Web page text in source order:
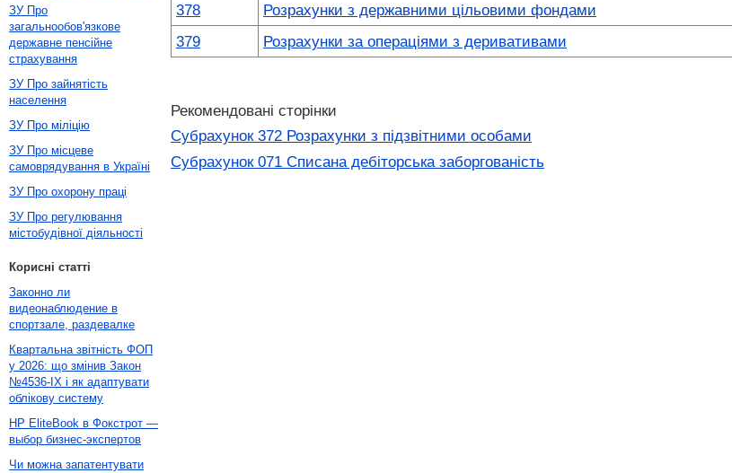
378
Розрахунки з державними цільовими фондами
379
Розрахунки за операціями з деривативами
Рекомендовані сторінки
Субрахунок 372 Розрахунки з підзвітними особами
Субрахунок 071 Списана дебіторська заборгованість
ЗУ Про
загальнообов'язкове
державне пенсійне
страхування
ЗУ Про зайнятість
населення
ЗУ Про міліцію
ЗУ Про місцеве
самоврядування в Україні
ЗУ Про охорону праці
ЗУ Про регулювання
містобудівної діяльності
Корисні статті
Законно ли
видеонаблюдение в
спортзале, раздевалке
Квартальна звітність ФОП
у 2026: що змінив Закон
№4536-IX і як адаптувати
облікову систему
HP EliteBook в Фокстрот —
выбор бизнес-экспертов
Чи можна запатентувати